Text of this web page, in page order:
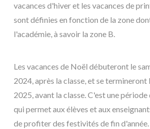
vacances d'hiver et les vacances de
sont définies en fonction de la zone
l'académie, à savoir la zone B.
Les vacances de Noël débuteront le
2024, après la classe, et se termineront
2025, avant la classe. C'est une période
qui permet aux élèves et aux
de profiter des festivités de fin d'année.